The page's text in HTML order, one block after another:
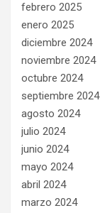
febrero 2025
enero 2025
diciembre 2024
noviembre 2024
octubre 2024
septiembre 2024
agosto 2024
julio 2024
junio 2024
mayo 2024
abril 2024
marzo 2024